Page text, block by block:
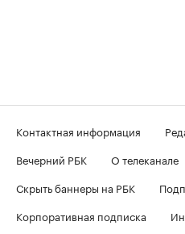
Контактная информация
Вечерний РБК
О телеканале
Скрыть баннеры на РБК
Корпоративная подписка